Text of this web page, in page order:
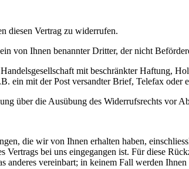
diesen Vertrag zu widerrufen.
von Ihnen benannter Dritter, der nicht
mit beschränkter Haftung,
ein mit der Post versandter Brief, Telefax
über die Ausübung des Widerrufsrechts vor
die wir von Ihnen erhalten haben,
bei uns eingegangen ist. Für diese
anderes vereinbart; in keinem Fall werden